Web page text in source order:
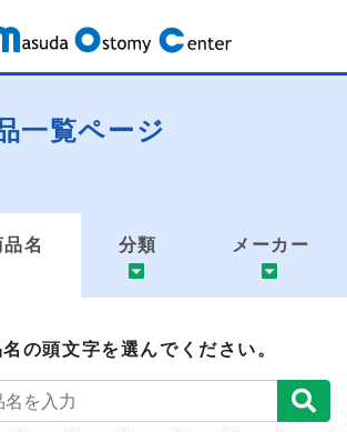
一覧ページ
名 分類 メーカー
の頭文字を選んでください。